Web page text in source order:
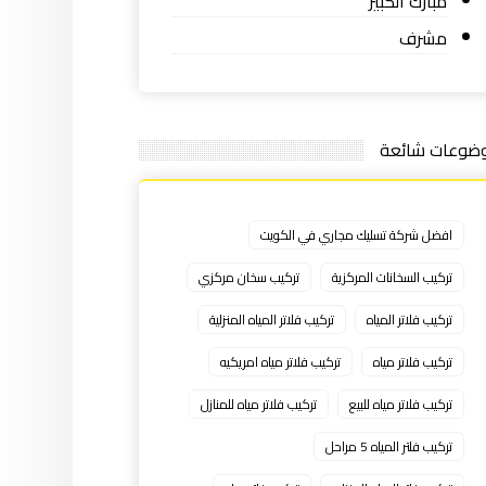
مشرف
شائعة
افضل شركة تسليك مجاري في الكويت
تركيب السخانات المركزية
تركيب سخان مركزي
تركيب فلاتر المياه
تركيب فلاتر المياه المنزلية
تركيب فلاتر مياه
تركيب فلاتر مياه امريكيه
تركيب فلاتر مياه للبيع
تركيب فلاتر مياه للمنازل
تركيب فلتر المياه 5 مراحل